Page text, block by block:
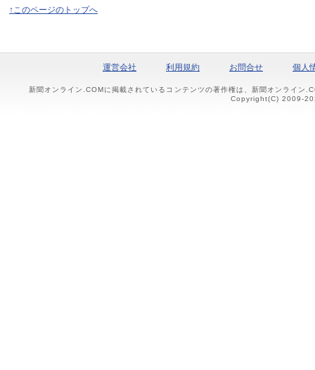
↑このページのトップへ
運営会社 利用規約 お問合せ 個人
新聞オンライン.COMに掲載されているコンテンツの著作権は、新聞オンライン
Copyright(C) 2009-